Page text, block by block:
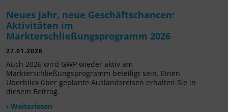
Neues Jahr, neue Geschäftschancen:
Aktivitäten im
Markterschließungsprogramm 2026
27.01.2026
Auch 2026 wird GWP wieder aktiv am
Markterschließungsprogramm beteiligt sein. Einen
Überblick über geplante Auslandsreisen erhalten Sie in
diesem Beitrag.
› Weiterlesen